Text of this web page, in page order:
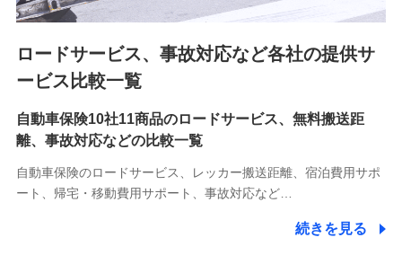
のため
9.お問い合わせ情報
各種お問い合わせに対応するため
10.受託業務の 個人情報
受託業務の遂行およびこれらに準ずる業務の遂行のため
11.マイカー通勤管理クラウド並びに法人向けASPサー
ロードサービス、事故対応など各社の提供サ
ービス比較一覧
自動車保険10社11商品のロードサービス、無料搬送距
離、事故対応などの比較一覧
自動車保険のロードサービス、レッカー搬送距離、宿泊費用サポ
ート、帰宅・移動費用サポート、事故対応など…
続きを見る